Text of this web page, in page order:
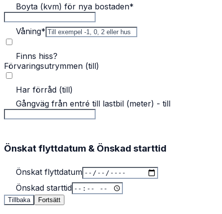
Boyta (kvm) för nya bostaden*
Våning*
Finns hiss?
Förvaringsutrymmen (till)
Har förråd (till)
Gångväg från entré till lastbil (meter) - till
Önskat flyttdatum & Önskad starttid
Önskat flyttdatum
Önskad starttid
Tillbaka Fortsätt